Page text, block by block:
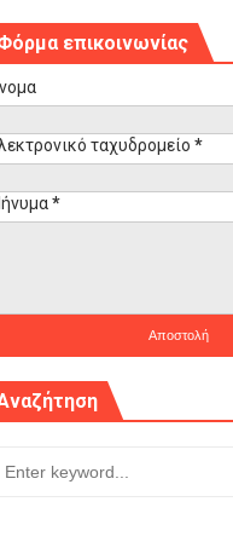
επικοινωνίας
ταχυδρομείο *
*